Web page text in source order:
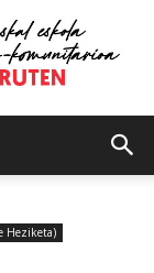
Heziketa)